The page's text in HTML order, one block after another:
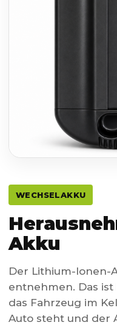
WECHSELAKKU
Akku
Der Lithium-Ionen-
entnehmen. Das
das Fahrzeug im
Auto steht und der